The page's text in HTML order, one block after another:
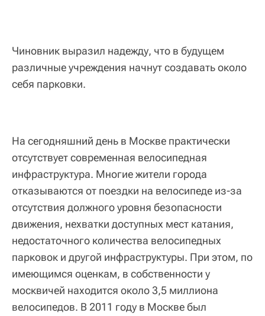
Чиновник выразил надежду, что в будущем
различные учреждения начнут создавать около
себя парковки.
На сегодняшний день в Москве практически
отсутствует современная велосипедная
инфраструктура. Многие жители города
отказываются от поездки на велосипеде из-за
отсутствия должного уровня безопасности
движения, нехватки доступных мест катания,
недостаточного количества велосипедных
парковок и другой инфраструктуры. При этом, по
имеющимся оценкам, в собственности у
москвичей находится около 3,5 миллиона
велосипедов. В 2011 году в Москве был